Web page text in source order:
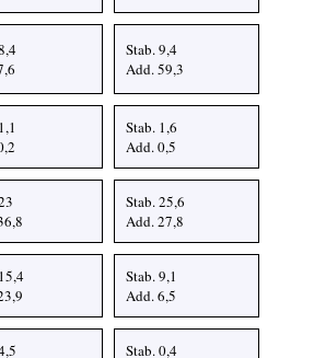
Stab. 9,4
Add. 59,3
Stab. 1,6
Add. 0,5
Stab. 25,6
Add. 27,8
Stab. 9,1
Add. 6,5
Stab. 0,4